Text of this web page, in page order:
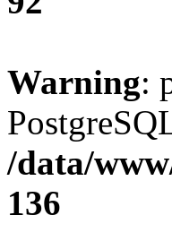
Warning:
/data/
136